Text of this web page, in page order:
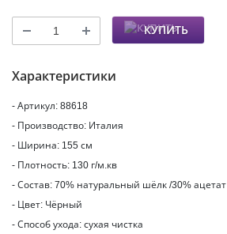
КУПИТЬ
Характеристики
- Артикул: 88618
- Производство: Италия
- Ширина: 155 см
- Плотность: 130 г/м.кв
- Состав: 70% натуральный шёлк /30% ацетат
- Цвет: Чёрный
- Способ ухода: сухая чистка